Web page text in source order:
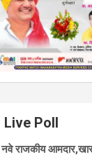
Live Poll
नवे राजकीय